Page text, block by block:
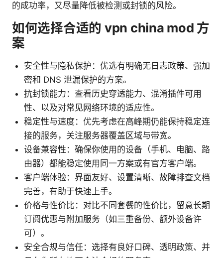
的成功率，又尽量降低被检测或封锁的风险。
如何选择合适的 vpn china mod 方
案
安全性与隐私保护：优选有明确无日志政策、强加
密和 DNS 泄漏保护的方案。
抗封锁能力：查看历史穿透能力、混淆插件可用
性、以及对常见网络环境的适应性。
稳定性与速度：优先考虑在高峰期仍能保持稳定连
接的服务，关注服务器覆盖区域与带宽。
设备兼容性：确保你使用的设备（手机、电脑、路
由器）都能稳定使用同一方案或有官方客户端。
客户端体验：界面友好、设置清晰、故障排查文档
完善，有助于快速上手。
价格与性价比：对比不同套餐的性价比，留意长期
订阅优惠与附加服务（如三重备份、额外设备许
可）。
安全合规与信任：选择有良好口碑、透明政策、并